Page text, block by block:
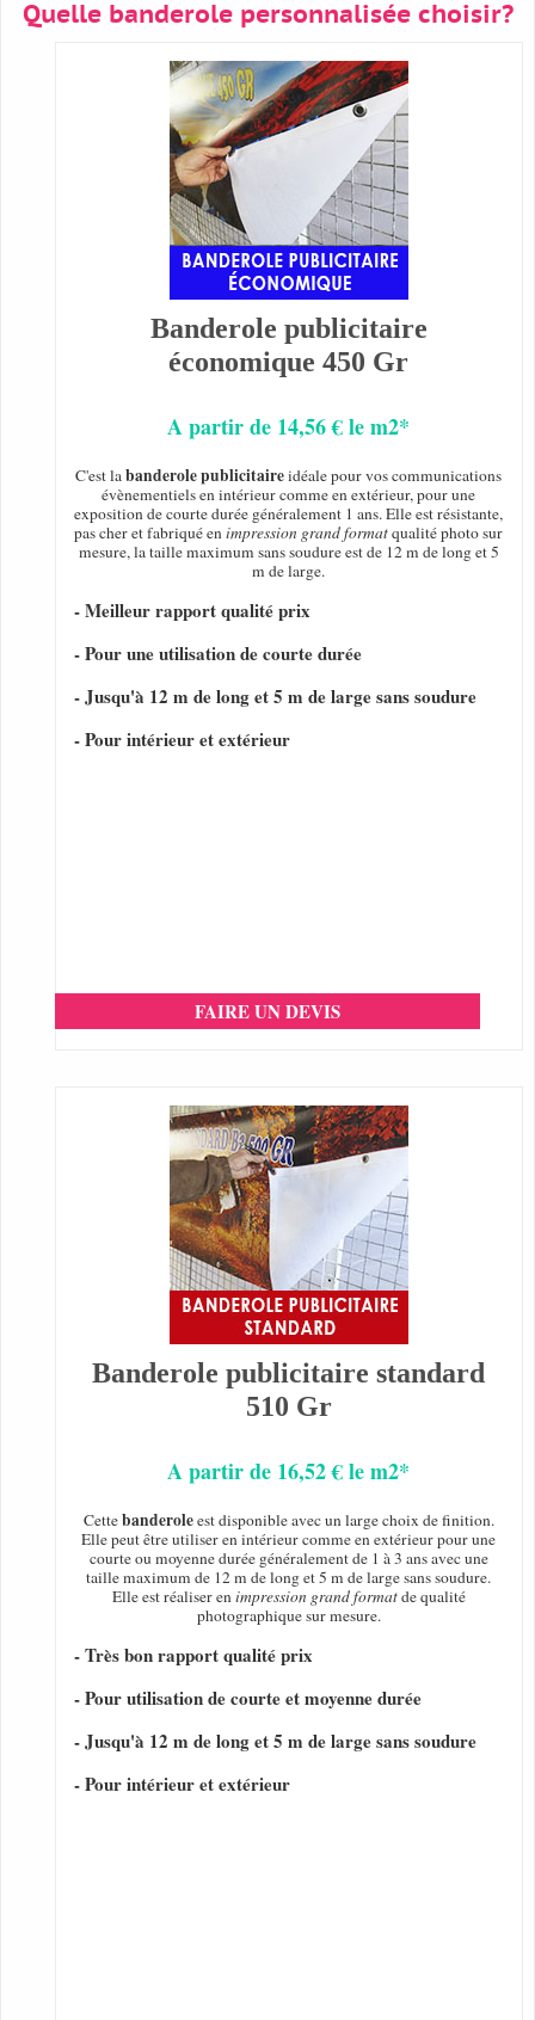
Quelle banderole personnalisée choisir?
Banderole publicitaire
économique 450 Gr
A partir de 14,56 € le m2*
C'est labanderole publicitaireidéale pour vos communications
évènementiels en intérieur comme en extérieur, pour une
exposition de courte durée généralement 1 ans. Elle est résistante,
pas cher et fabriqué enimpression grand formatqualité photo sur
mesure, la taille maximum sans soudure est de 12 m de long et 5
m de large.
- Meilleur rapport qualité prix
- Pour une utilisation de courte durée
- Jusqu'à 12 m de long et 5 m de large sans soudure
- Pour intérieur et extérieur
FAIRE UN DEVIS
Banderole publicitaire standard
510 Gr
A partir de 16,52 € le m2*
Cettebanderoleest disponible avec un large choix de finition.
Elle peut être utiliser en intérieur comme en extérieur pour une
courte ou moyenne durée généralement de 1 à 3 ans avec une
taille maximum de 12 m de long et 5 m de large sans soudure.
Elle est réaliser enimpression grand formatde qualité
photographique sur mesure.
- Très bon rapport qualité prix
- Pour utilisation de courte et moyenne durée
- Jusqu'à 12 m de long et 5 m de large sans soudure
- Pour intérieur et extérieur